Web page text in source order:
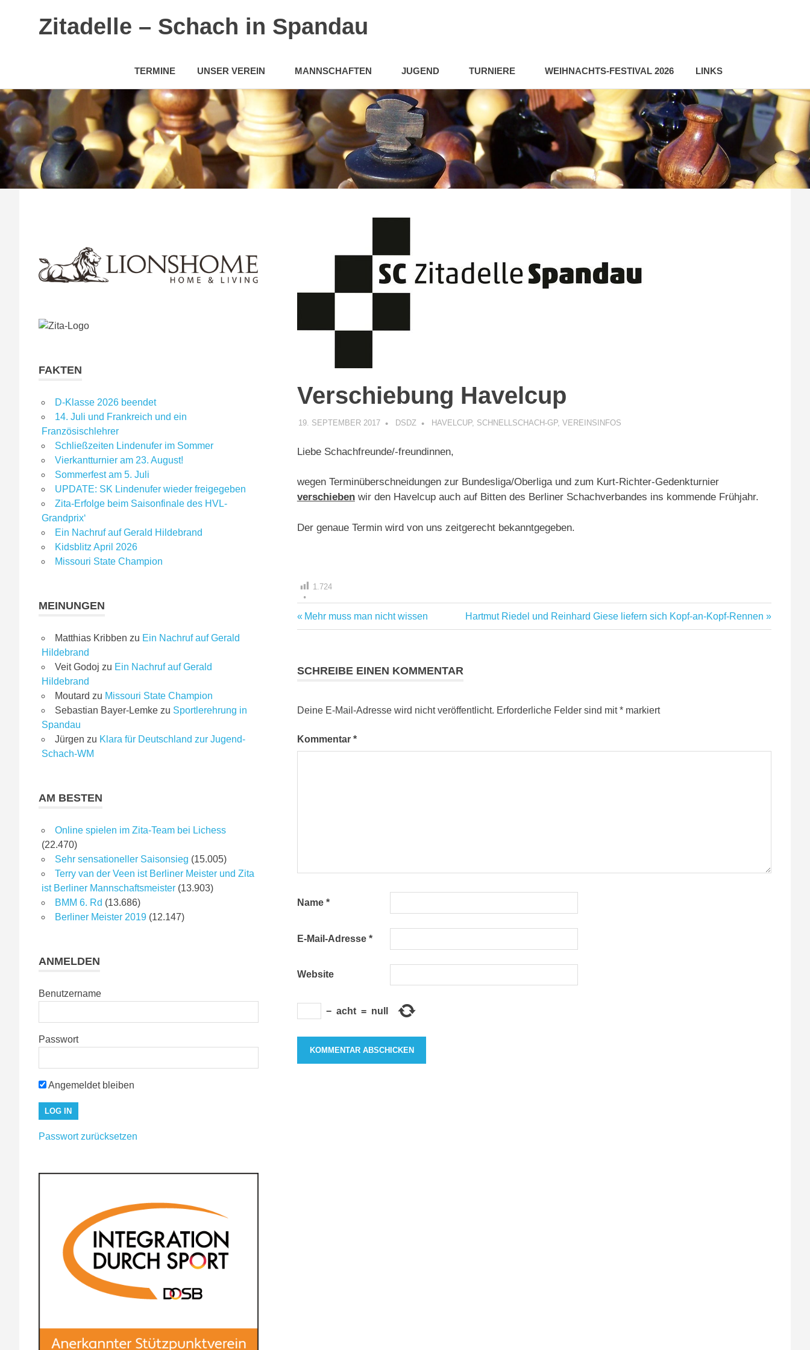
Zum
Inhalt
springen
Zitadelle – Schach in Spandau
TERMINE UNSER VEREIN MANNSCHAFTEN JUGEND TURNIERE WEIHNACHTS-FESTIVAL 2026 LINKS
Verschiebung Havelcup
19. SEPTEMBER 2017 DSDZ HAVELCUP, SCHNELLSCHACH-GP,VEREINSINFOS
Liebe Schachfreunde/-freundinnen,
wegen Terminüberschneidungen zur Bundesliga/Oberliga und zum Kurt-Richter-Gedenkturnier
verschieben wir den Havelcup auch auf Bitten des Berliner Schachverbandes ins kommende Frühjahr.
Der genaue Termin wird von uns zeitgerecht bekanntgegeben.
1.724
Beitragsnavigation
Vorheriger
Beitrag:
Mehr muss man nicht wissen
Nächster
Beitrag:
Hartmut Riedel und Reinhard Giese liefern sich Kopf-an-Kopf-Rennen
SCHREIBE EINEN KOMMENTAR
Deine E-Mail-Adresse wird nicht veröffentlicht. Erforderliche Felder sind mit*markiert
Kommentar *
Name *
E-Mail-Adresse *
Website
− acht = null
FAKTEN
D-Klasse 2026 beendet
14. Juli und Frankreich und ein
Französischlehrer
Schließzeiten Lindenufer im Sommer
Vierkantturnier am 23. August!
Sommerfest am 5. Juli
UPDATE: SK Lindenufer wieder freigegeben
Zita-Erfolge beim Saisonfinale des HVL-
Grandprix‘
Ein Nachruf auf Gerald Hildebrand
Kidsblitz April 2026
Missouri State Champion
MEINUNGEN
Matthias Kribben zu Ein Nachruf auf Gerald
Hildebrand
Veit Godoj zu Ein Nachruf auf Gerald
Hildebrand
Moutard zu Missouri State Champion
Sebastian Bayer-Lemkezu Sportlerehrung in
Spandau
Jürgen zu Klara für Deutschland zur Jugend-
Schach-WM
AM BESTEN
Online spielen im Zita-Team bei Lichess
(22.470)
Sehr sensationeller Saisonsieg (15.005)
Terry van der Veen ist Berliner Meister und Zita
ist Berliner Mannschaftsmeister (13.903)
BMM 6. Rd (13.686)
Berliner Meister 2019 (12.147)
ANMELDEN
Benutzername
Passwort
Angemeldet bleiben
Passwort zurücksetzen